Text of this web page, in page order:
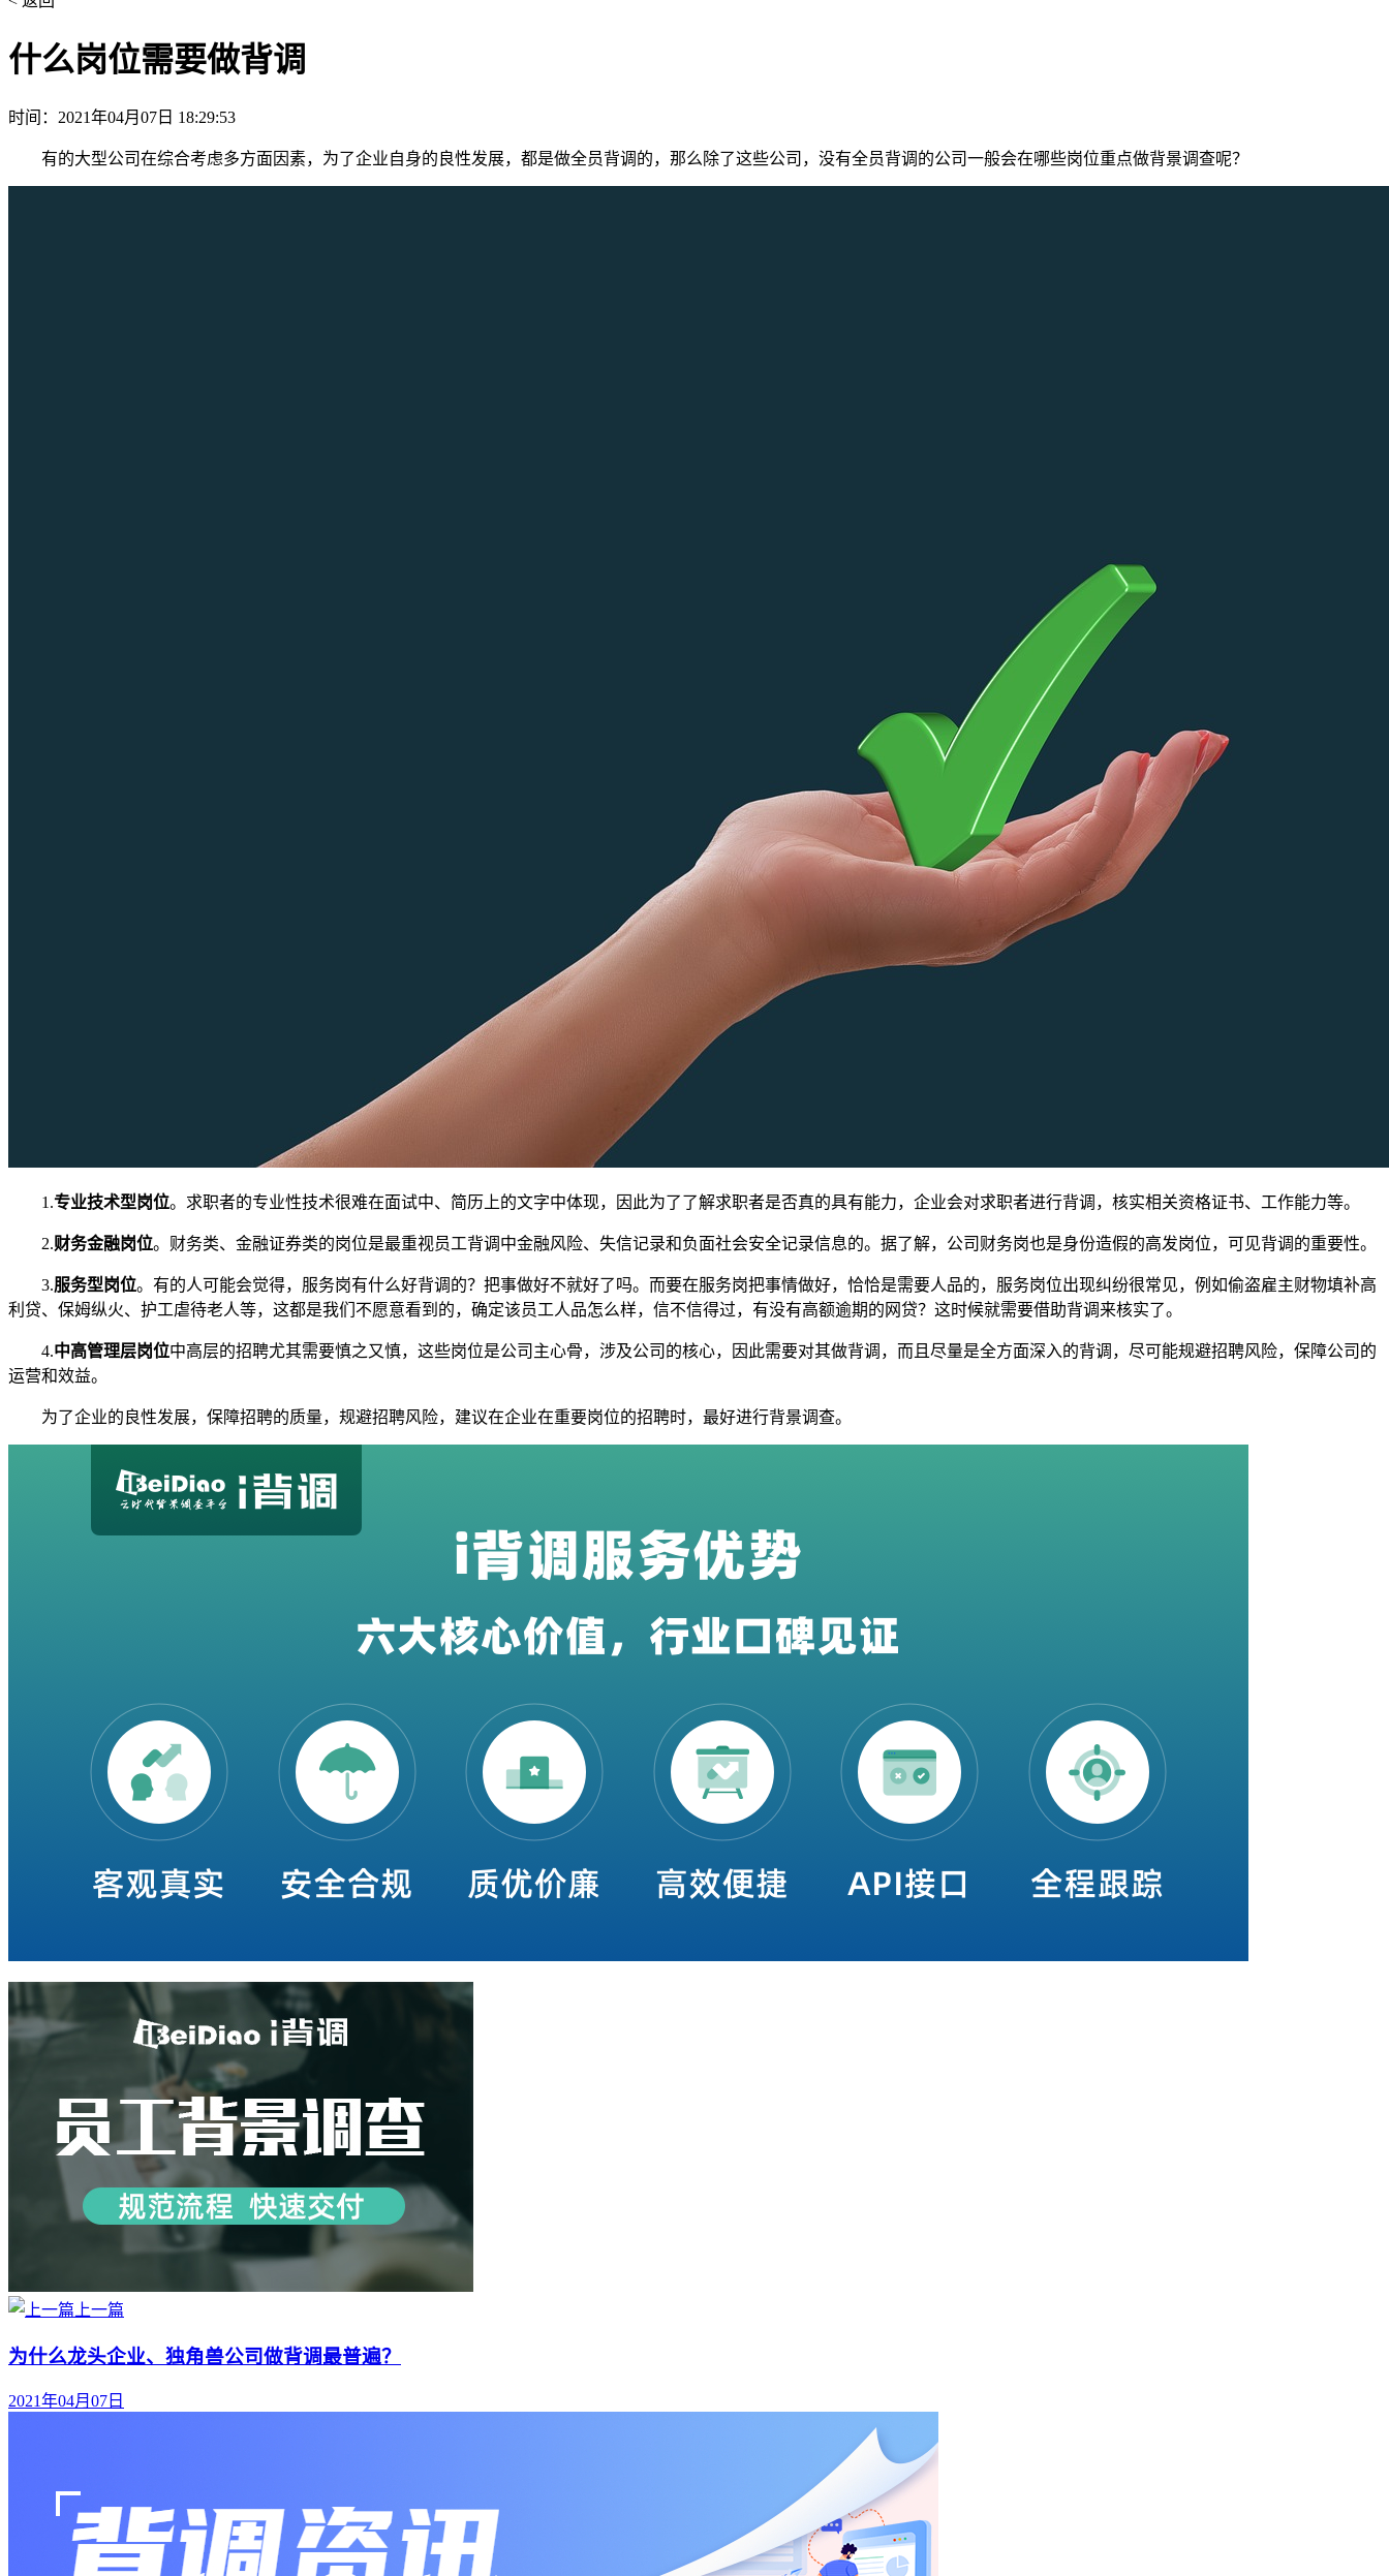
什么岗位需要做背调
时间：2021年04月07日 18:29:53
有的大型公司在综合考虑多方面因素，为了企业自身的良性发展，都是做全员背调的，那么除了这些公司，没有全员背调的公司一般会在哪些岗位重点做背景调查呢？
1.专业技术型岗位。求职者的专业性技术很难在面试中、简历上的文字中体现，因此为了了解求职者是否真的具有能力，企业会对求职者进行背调，核实相关资格证书、工作能力等。
2.财务金融岗位。财务类、金融证券类的岗位是最重视员工背调中金融风险、失信记录和负面社会安全记录信息的。据了解，公司财务岗也是身份造假的高发岗位，可见背调的重要性。
3.服务型岗位。有的人可能会觉得，服务岗有什么好背调的？把事做好不就好了吗。而要在服务岗把事情做好，恰恰是需要人品的，服务岗位出现纠纷很常见，例如偷盗雇主财物填补高
利贷、保姆纵火、护工虐待老人等，这都是我们不愿意看到的，确定该员工人品怎么样，信不信得过，有没有高额逾期的网贷？这时候就需要借助背调来核实了。
4.中高管理层岗位中高层的招聘尤其需要慎之又慎，这些岗位是公司主心骨，涉及公司的核心，因此需要对其做背调，而且尽量是全方面深入的背调，尽可能规避招聘风险，保障公司的
运营和效益。
为了企业的良性发展，保障招聘的质量，规避招聘风险，建议在企业在重要岗位的招聘时，最好进行背景调查。
上一篇
为什么龙头企业、独角兽公司做背调最普遍？
2021年04月07日